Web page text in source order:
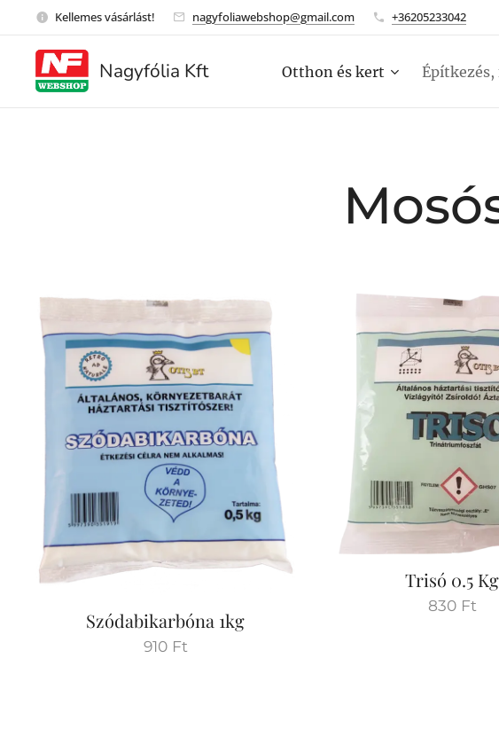
Kellemes vásárlást! nagyfoliawebshop@gmail.com +36205233042
Nagyfólia Kft Otthon és kert
Szódabikarbóna 1kg
910Ft
Trisó 0.5 Kg
830Ft